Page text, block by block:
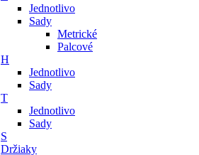
Jednotlivo
Sady
Metrické
Palcové
H
Jednotlivo
Sady
T
Jednotlivo
Sady
S
Držiaky